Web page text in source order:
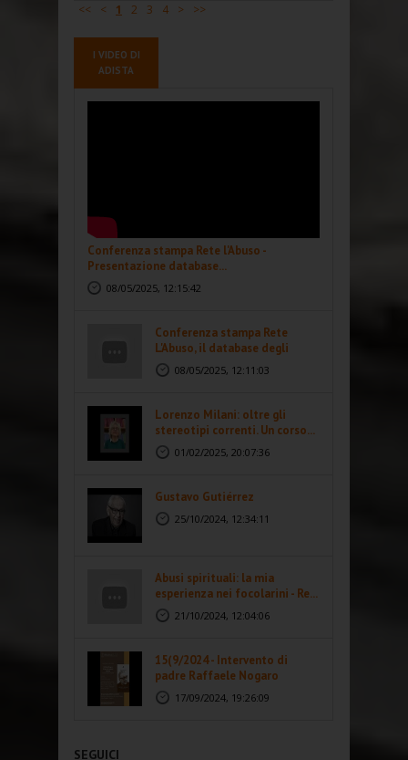
<< < 1 2 3 4 > >>
I VIDEO DI
ADISTA
Conferenza stampa Rete l'Abuso -
Presentazione database...
08/05/2025, 12:15:42
Conferenza stampa Rete
L'Abuso, il database degli
abusi...08/05/2025, 12:11:03
Lorenzo Milani: oltre gli
stereotipi correnti. Un corso...
01/02/2025, 20:07:36
Gustavo Gutiérrez
25/10/2024, 12:34:11
Abusi spirituali: la mia
esperienza nei focolarini - Re...
21/10/2024, 12:04:06
15(9/2024 - Intervento di
padre Raffaele Nogaro
17/09/2024, 19:26:09
SEGUICI